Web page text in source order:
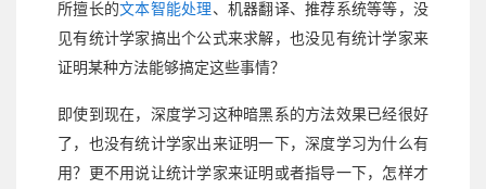
所擅长的文本智能处理 、机器翻译、推荐系统等等，没
见有统计学家搞出个公式来求解，也没见有统计学家来
证明某种方法能够搞定这些事情？
即使到现在，深度学习这种暗黑系的方法效果已经很好
了，也没有统计学家出来证明一下，深度学习为什么有
用？更不用说让统计学家来证明或者指导一下，怎样才